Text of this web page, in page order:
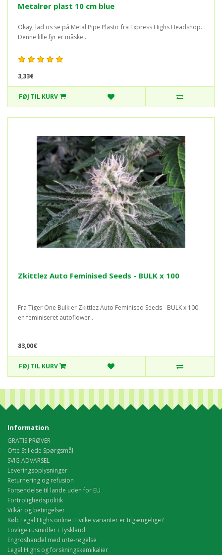
Metalrør plast 10 cm blue
Okay, lad os se på Metal Pipe Plastic fra Express Highs Headshop.
Denne lille fyr er måske..
3,33€
FØJ TIL KURV
Zkittlez Auto Feminised Seeds - BULK x 100
Fra Tiger One Bulk er Zkittlez Auto Feminised Seeds - BULK x 100
en feminiseret autoflower..
83,00€
FØJ TIL KURV
Information
GRATIS PRØVER
Ofte Stillede Spørgsmål
SVIG ADVARSEL
Leveringsoplysninger
Returnering og refusion
Forsendelse til lande uden for EU
Fortrolighedspolitik
Vilkår og betingelser
Køb Legal Highs online: Hvilke varianter er tilgængelige?
Lovlige rusmidler i Tyskland
Engroshandel med urte-røgelse
Legal Highs og forskningskemikalier